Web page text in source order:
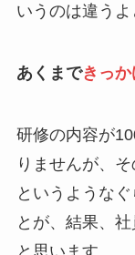
いうのは違うよ
あくまできっか
研修の内容が
りませんが、 そ
というような
とが、 結果、
と思います。